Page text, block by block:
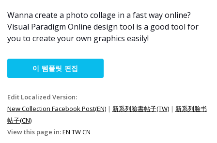
Wanna create a photo collage in a fast way online?
Visual Paradigm Online design tool is a good tool for
you to create your own graphics easily!
이 템플릿 편집
Edit Localized Version:
New Collection Facebook Post(EN) | 新系列臉書帖子(TW) | 新系列脸书
帖子(CN)
View this page in:EN TWCN